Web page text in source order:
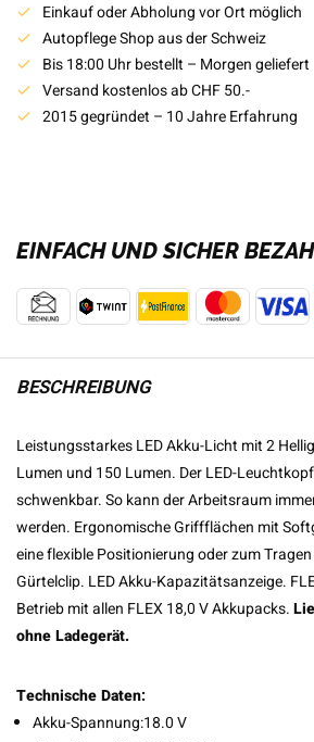
Einkauf oder Abholung vor Ort möglich
Autopflege Shop aus der Schweiz
Bis 18:00 Uhr bestellt – Morgen geliefert
Versand kostenlos ab CHF 50.-
2015 gegründet – 10 Jahre Erfahrung
EINFACH UND SICHER
BESCHREIBUNG
Leistungsstarkes LED Akku-Licht mit 2
Lumen und 150 Lumen. Der LED-
schwenkbar. So kann der Arbeitsraum
werden. Ergonomische Griffflächen mit
eine flexible Positionierung oder zum
Gürtelclip. LED Akku-Kapazitätsanzeige.
Betrieb mit allen FLEX 18,0 V Akkupacks.
ohne Ladegerät.
Technische Daten:
Akku-Spannung:18.0 V